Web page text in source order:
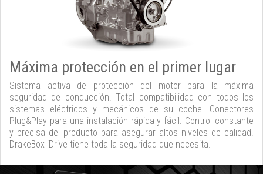
Máxima protección en el primer lugar
Sistema activa de protección del motor para la máxima
seguridad de conducción. Total compatibilidad con todos los
sistemas eléctricos y mecánicos de su coche. Conectores
Plug&Play para una instalación rápida y fácil. Control constante
y precisa del producto para asegurar altos niveles de calidad.
DrakeBox iDrive tiene toda la seguridad que necesita.